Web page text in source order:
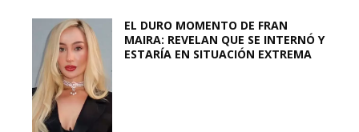
EL DURO MOMENTO DE FRAN
MAIRA: REVELAN QUE SE INTERNÓ Y
ESTARÍA EN SITUACIÓN EXTREMA